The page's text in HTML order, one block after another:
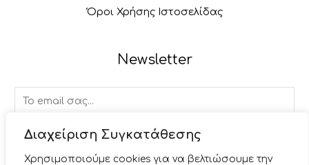
Διαχείριση Συγκατάθεσης
Χρησιμοποιούμε cookies για να βελτιώσουμε την
Όροι Χρήσης Ιστοσελίδας
Newsletter
m